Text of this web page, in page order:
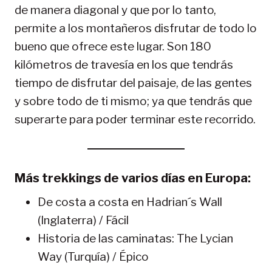
de manera diagonal y que por lo tanto,
permite a los montañeros disfrutar de todo lo
bueno que ofrece este lugar. Son 180
kilómetros de travesía en los que tendrás
tiempo de disfrutar del paisaje, de las gentes
y sobre todo de ti mismo; ya que tendrás que
superarte para poder terminar este recorrido.
Más trekkings de varios días en Europa:
De costa a costa en Hadrian´s Wall
(Inglaterra) / Fácil
Historia de las caminatas: The Lycian
Way (Turquía) / Épico